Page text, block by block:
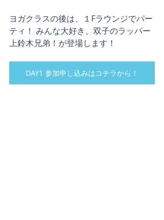
ヨガクラスの後は、１Fラウンジでパー
ティ！ みんな大好き、双子のラッパー
上鈴木兄弟！が登場します！
DAY1 参加申し込みはコチラから！